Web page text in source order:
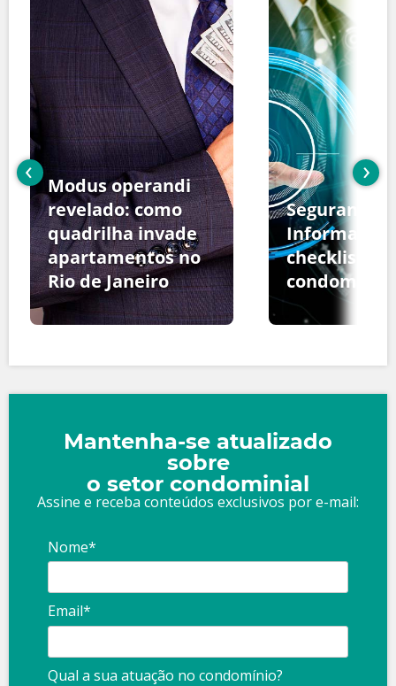
Modus operandi
revelado: como
quadrilha invade
apartamentos no
Rio de Janeiro
Segurança
Informação:
checklist
‹ ›
Mantenha-se atualizado
sobre
o setor condominial
Assine e receba conteúdos exclusivos por e-mail:
Nome*
Email*
Qual a sua atuação no condomínio?